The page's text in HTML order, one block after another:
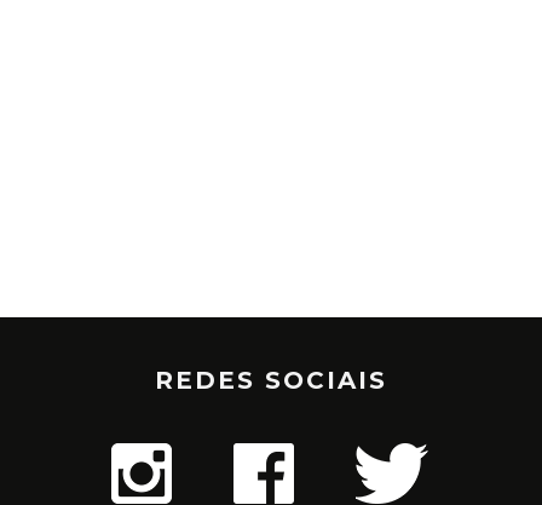
REDES SOCIAIS